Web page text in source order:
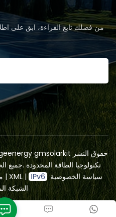
من فضلك تابع القراءة، ابق على
gmsolarkit
| XML|
سياسة الخصوصية
الشبكة